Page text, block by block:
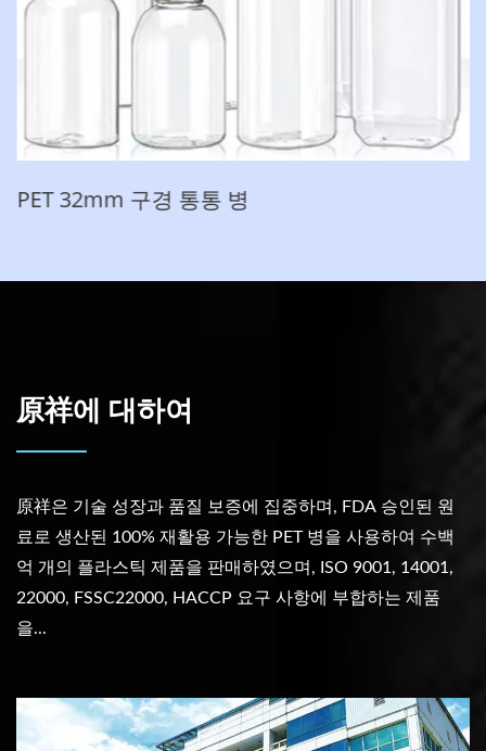
PET 32mm 구경 통통 병
原祥에 대하여
原祥은 기술 성장과 품질 보증에 집중하며, FDA 승인된 원
료로 생산된 100% 재활용 가능한 PET 병을 사용하여 수백
억 개의 플라스틱 제품을 판매하였으며, ISO 9001, 14001,
22000, FSSC22000, HACCP 요구 사항에 부합하는 제품
을...